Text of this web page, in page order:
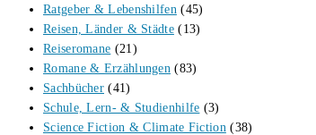
Ratgeber & Lebenshilfen (45)
Reisen, Länder & Städte (13)
Reiseromane (21)
Romane & Erzählungen (83)
Sachbücher (41)
Schule, Lern- & Studienhilfe (3)
Science Fiction & Climate Fiction (38)